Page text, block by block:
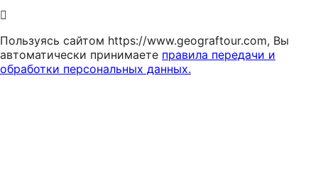
Пользуясь сайтом https://www.geograftour.com, Вы
автоматически принимаете правила передачи и
обработки персональных данных.